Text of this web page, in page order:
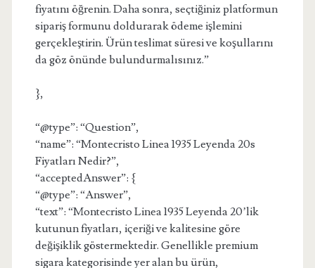
fiyatını öğrenin. Daha sonra, seçtiğiniz platformun
sipariş formunu doldurarak ödeme işlemini
gerçekleştirin. Ürün teslimat süresi ve koşullarını
da göz önünde bulundurmalısınız.”
},
“@type”: “Question”,
“name”: “Montecristo Linea 1935 Leyenda 20s
Fiyatları Nedir?”,
“acceptedAnswer”: {
“@type”: “Answer”,
“text”: “Montecristo Linea 1935 Leyenda 20’lik
kutunun fiyatları, içeriği ve kalitesine göre
değişiklik göstermektedir. Genellikle premium
sigara kategorisinde yer alan bu ürün,